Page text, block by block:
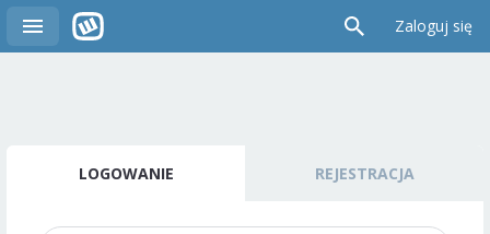
Zaloguj się
LOGOWANIE REJESTRACJA